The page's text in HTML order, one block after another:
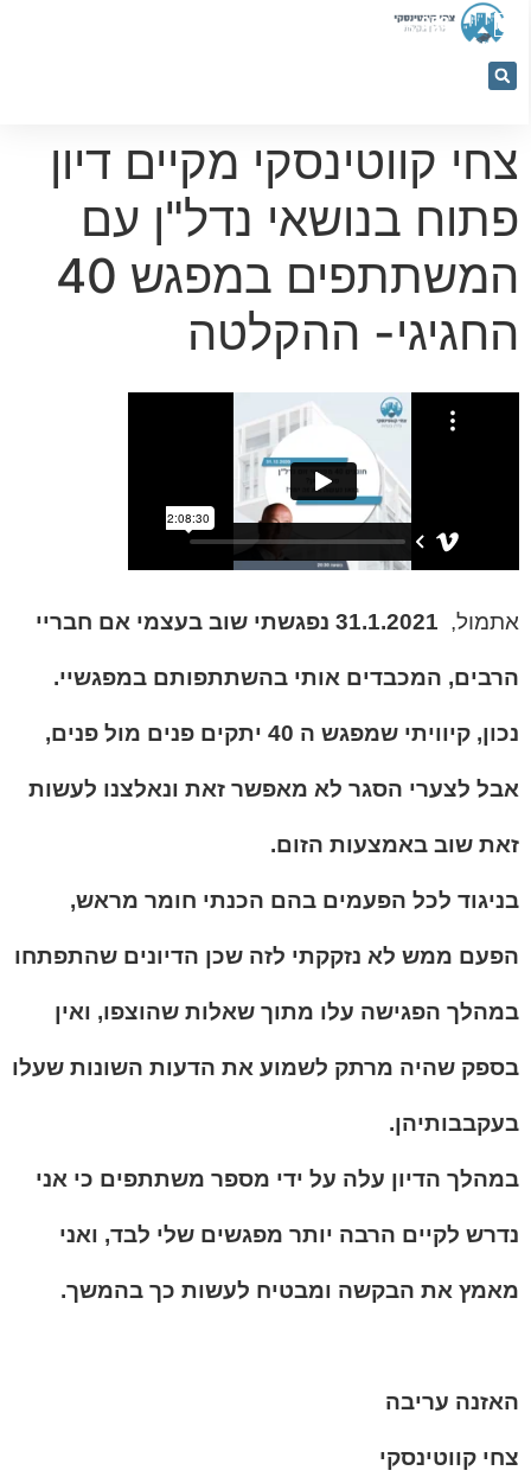
053-
5366884
צחי קווטינסקי מקיים דיון
פתוח בנושאי נדל"ן עם
המשתתפים במפגש 40
החגיגי- ההקלטה
אתמול, 31.1.2021 נפגשתי שוב בעצמי אם חבריי
הרבים, המכבדים אותי בהשתתפותם במפגשיי.
נכון, קיוויתי שמפגש ה 40 יתקים פנים מול פנים,
אבל לצערי הסגר לא מאפשר זאת ונאלצנו לעשות
זאת שוב באמצעות הזום.
בניגוד לכל הפעמים בהם הכנתי חומר מראש,
הפעם ממש לא נזקקתי לזה שכן הדיונים שהתפתחו
במהלך הפגישה עלו מתוך שאלות שהוצפו, ואין
בספק שהיה מרתק לשמוע את הדעות השונות שעלו
בעקבבותיהן.
במהלך הדיון עלה על ידי מספר משתתפים כי אני
נדרש לקיים הרבה יותר מפגשים שלי לבד, ואני
מאמץ את הבקשה ומבטיח לעשות כך בהמשך.
האזנה עריבה
צחי קווטינסקי